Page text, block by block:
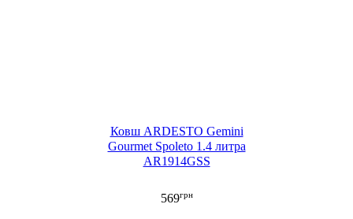
Ковш ARDESTO Gemini
Gourmet Spoleto 1.4 литра
AR1914GSS
569грн